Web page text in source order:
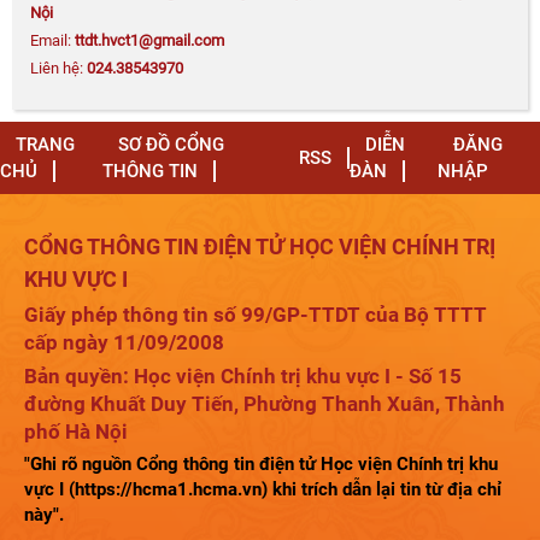
khu vực I
Xây dựng "lá chắn thép" trên không gian mạng
trong tình hình mới
Phát biểu của Tổng Bí thư, Chủ tịch nước Tô Lâm tại Khai
mạc Hội nghị lần thứ ba Ban Chấp hành Trung ương Đảng
khóa XIV
Nội
Email: ttdt.hvct1@gmail.com
Liên hệ: 024.38543970
TRANG
CHỦ
SƠ ĐỒ CỔNG
THÔNG TIN
RSS
DIỄN
ĐÀN
ĐĂNG
NHẬP
CỔNG THÔNG TIN ĐIỆN TỬ HỌC VIỆN CHÍNH TRỊ
KHU VỰC I
Giấy phép thông tin số 99/GP-TTDT của Bộ TTTT
cấp ngày 11/09/2008
Bản quyền: Học viện Chính trị khu vực I - Số 15
đường Khuất Duy Tiến, Phường Thanh Xuân, Thành
phố Hà Nội
"Ghi rõ nguồn Cổng thông tin điện tử Học viện Chính trị khu
vực I (https://hcma1.hcma.vn) khi trích dẫn lại tin từ địa chỉ
này".